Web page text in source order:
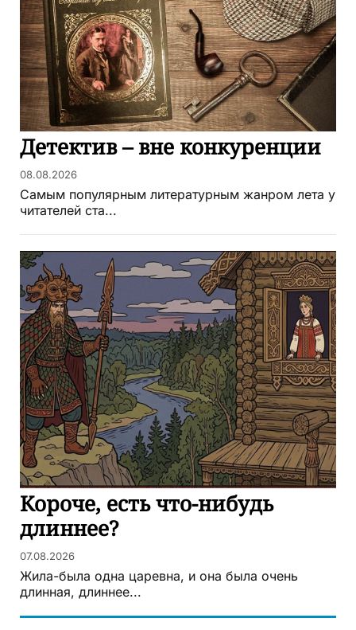
Детектив – вне конкуренции
08.08.2026
Самым популярным литературным жанром лета у
читателей ста...
Короче, есть что-нибудь
длиннее?
07.08.2026
Жила-была одна царевна, и она была очень
длинная, длиннее...